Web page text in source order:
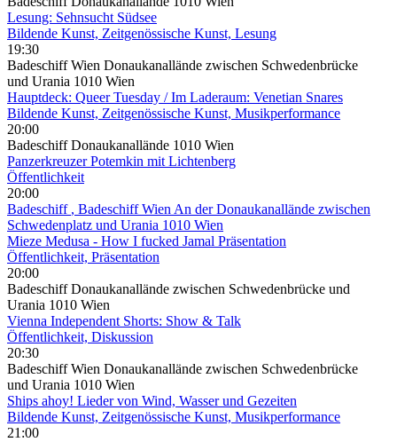
Lesung: Sehnsucht Südsee
Bildende Kunst, Zeitgenössische Kunst, Lesung
19:30
Badeschiff Wien Donaukanallände zwischen Schwedenbrücke
und Urania 1010 Wien
Hauptdeck: Queer Tuesday / Im Laderaum: Venetian Snares
Bildende Kunst, Zeitgenössische Kunst, Musikperformance
20:00
Badeschiff Donaukanallände 1010 Wien
Panzerkreuzer Potemkin mit Lichtenberg
Öffentlichkeit
20:00
Badeschiff , Badeschiff Wien An der Donaukanallände zwischen
Schwedenplatz und Urania 1010 Wien
Mieze Medusa - How I fucked Jamal Präsentation
Öffentlichkeit, Präsentation
20:00
Badeschiff Donaukanallände zwischen Schwedenbrücke und
Urania 1010 Wien
Vienna Independent Shorts: Show & Talk
Öffentlichkeit, Diskussion
20:30
Badeschiff Wien Donaukanallände zwischen Schwedenbrücke
und Urania 1010 Wien
Ships ahoy! Lieder von Wind, Wasser und Gezeiten
Bildende Kunst, Zeitgenössische Kunst, Musikperformance
21:00